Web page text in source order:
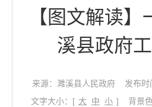
【图文解读
溪县政府
来源：濉溪县人民政府
发布时
文字大小：[ 大 中 小 ] 背景色